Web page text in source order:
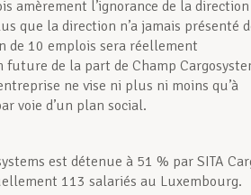
amèrement l’ignorance de la direction
que la direction n’a jamais présenté
de 10 emplois sera réellement
future de la part de Champ
ne vise ni plus ni moins qu’à
voie d’un plan social.
est détenue à 51 % par SITA
113 salariés au Luxembourg.